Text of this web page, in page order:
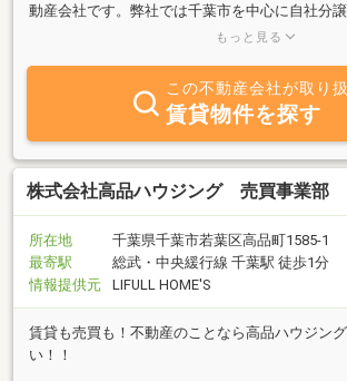
動産会社です。弊社では千葉市を中心に自社分
す。未公開物件もございますので是非一度お問
もっと見る
この不動産会社が取り
賃貸物件を探す
株式会社高品ハウジング 売買事業部
所在地
千葉県千葉市若葉区高品町1585-1
最寄駅
総武・中央緩行線 千葉駅 徒歩1分
情報提供元
LIFULL HOME'S
賃貸も売買も！不動産のことなら高品ハウジン
い！！